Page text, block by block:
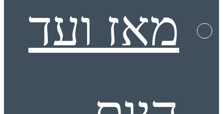
מאז ועד